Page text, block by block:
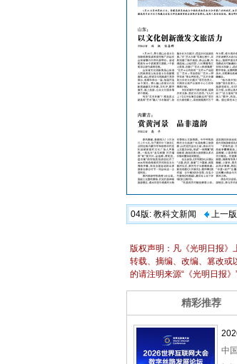
04版: 教科文新闻 上一版